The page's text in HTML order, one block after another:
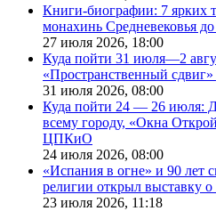
Книги-биографии: 7 ярких
монахинь Средневековья
27 июля 2026, 18:00
Куда пойти 31 июля—2
«Пространственный
31 июля 2026, 08:00
Куда пойти 24 — 26 июля:
всему городу, «Окна
ЦПКиО
24 июля 2026, 08:00
«Испания в огне» и 90 лет
религии открыл выставку
23 июля 2026, 11:18